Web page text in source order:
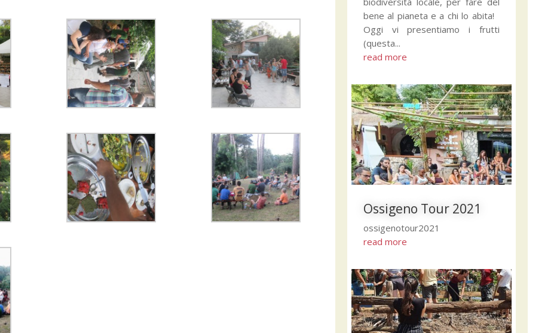
bene al pianeta e a chi lo abita!
Oggi vi presentiamo i frutti
(questa...
read more
Ossigeno Tour 2021
ossigenotour2021
read more